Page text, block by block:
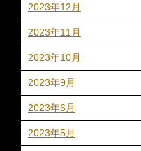
2023年12月
2023年11月
2023年10月
2023年9月
2023年6月
2023年5月